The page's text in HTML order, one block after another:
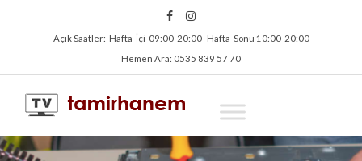
Açık Saatler: Hafta‑İçi 09:00‑20:00 Hafta‑Sonu 10:00‑20:00
Hemen Ara: 0535 839 57 70